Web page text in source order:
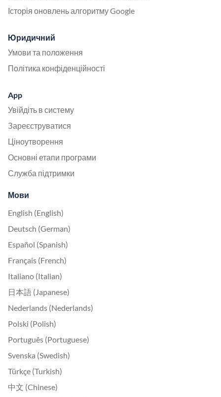
Історія оновлень алгоритму Google
Юридичний
Умови та положення
Політика конфіденційності
App
Увійдіть в систему
Зареєструватися
Ціноутворення
Основні етапи програми
Служба підтримки
Мови
English (English)
Deutsch (German)
Español (Spanish)
Français (French)
Italiano (Italian)
日本語 (Japanese)
Nederlands (Nederlands)
Polski (Polish)
Português (Portuguese)
Svenska (Swedish)
Türkçe (Turkish)
中文 (Chinese)